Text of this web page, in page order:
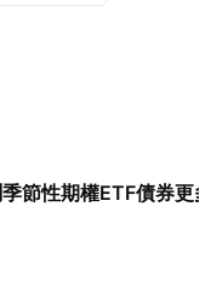
季節性期權ETF債券更